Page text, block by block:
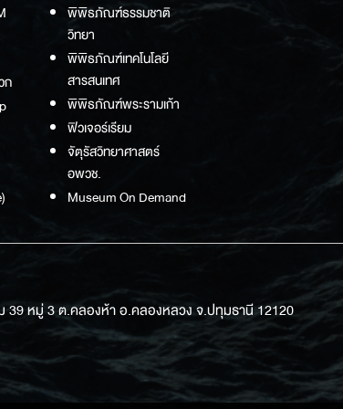
ก
พิพิธภัณฑ์ธรรมชาติ
วิทยา
พิพิธภัณฑ์เทคโนโลยี
สารสนเทศ
พิพิธภัณฑ์พระรามเก้า
ฟิวเจอร์เรียม
จัตุรัสวิทยาศาสตร์
อพวช.
Museum On Demand
39 หมู่ 3 ต.คลองห้า อ.คลองหลวง จ.ปทุมธานี 12120